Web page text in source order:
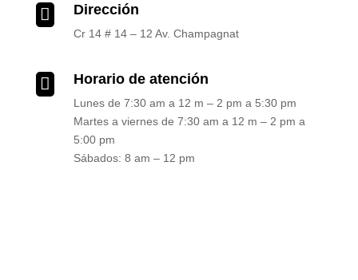
 Dirección
Cr 14 # 14 – 12 Av. Champagnat
 Horario de atención
Lunes de 7:30 am a 12 m – 2 pm a 5:30 pm
Martes a viernes de 7:30 am a 12 m – 2 pm a
5:00 pm
Sábados: 8 am – 12 pm